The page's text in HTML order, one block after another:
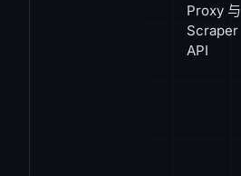
Proxy 与
Scraper
API